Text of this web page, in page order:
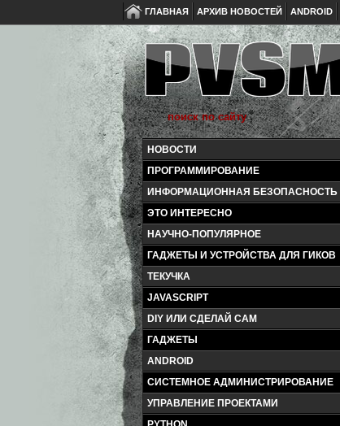
ГЛАВНАЯ АРХИВ НОВОСТЕЙ ANDROID
НОВОСТИ
ПРОГРАММИРОВАНИЕ
ИНФОРМАЦИОННАЯ БЕЗОПАСНОСТЬ
ЭТО ИНТЕРЕСНО
НАУЧНО-ПОПУЛЯРНОЕ
ГАДЖЕТЫ И УСТРОЙСТВА ДЛЯ ГИКОВ
ТЕКУЧКА
JAVASCRIPT
DIY ИЛИ СДЕЛАЙ САМ
ГАДЖЕТЫ
ANDROID
СИСТЕМНОЕ АДМИНИСТРИРОВАНИЕ
УПРАВЛЕНИЕ ПРОЕКТАМИ